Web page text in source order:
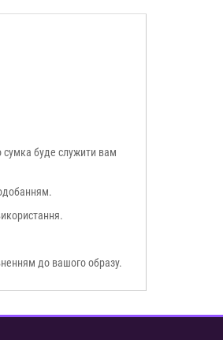
сумка буде служити вам
до вашого образу.